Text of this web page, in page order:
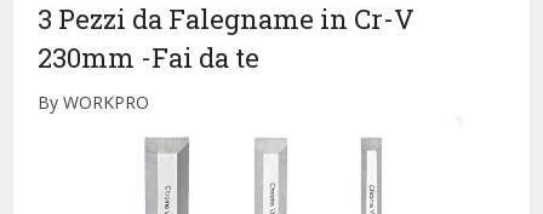
3 Pezzi da Falegname in Cr-V
230mm -Fai da te
By WORKPRO